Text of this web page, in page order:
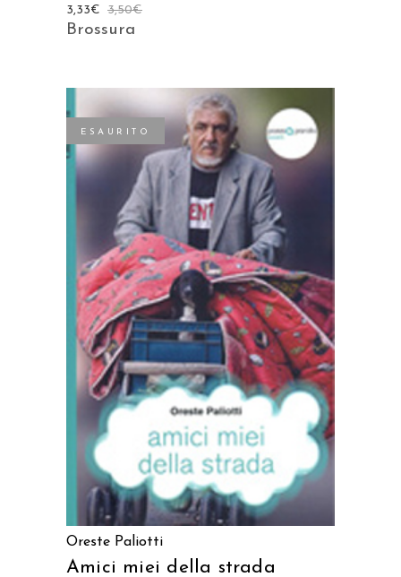
3,50€
3,33€
Brossura
ESAURITO
LEGGI TUTTO
Oreste Paliotti
Amici miei della strada